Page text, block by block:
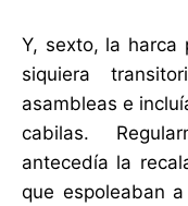
Y, sexto, la harca
siquiera
asambleas e
cabilas.
antecedía la
que espoleaban